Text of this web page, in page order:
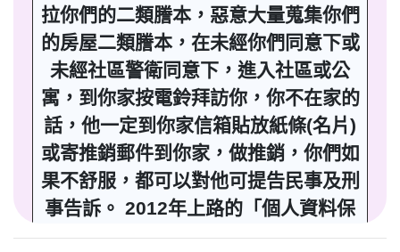
拉你們的二類謄本，惡意大量蒐集你們
的房屋二類謄本，在未經你們同意下或
未經社區警衛同意下，進入社區或公
寓，到你家按電鈴拜訪你，你不在家的
話，他一定到你家信箱貼放紙條(名片)
或寄推銷郵件到你家，做推銷，你們如
果不舒服，都可以對他可提告民事及刑
事告訴。 2012年上路的「個人資料保
護法」，第20條第2項規定「非公務機